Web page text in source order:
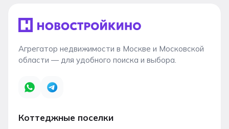
Агрегатор недвижимости в Москве и Московской
области — для удобного поиска и выбора.
Коттеджные поселки